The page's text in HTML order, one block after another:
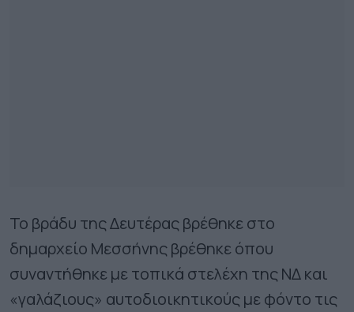
Το βράδυ της Δευτέρας βρέθηκε στο
δημαρχείο Μεσσήνης βρέθηκε όπου
συναντήθηκε με τοπικά στελέχη της ΝΔ και
«γαλάζιους» αυτοδιοικητικούς με φόντο τις